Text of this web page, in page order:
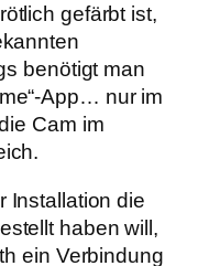
gefärbt ist,
benötigt man
App… nur im
Cam im
Installation die
haben will,
ein Verbindung